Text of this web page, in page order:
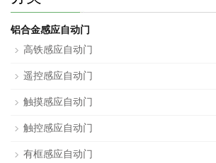
铝合金感应自动门
高铁感应自动门
遥控感应自动门
触摸感应自动门
触控感应自动门
有框感应自动门